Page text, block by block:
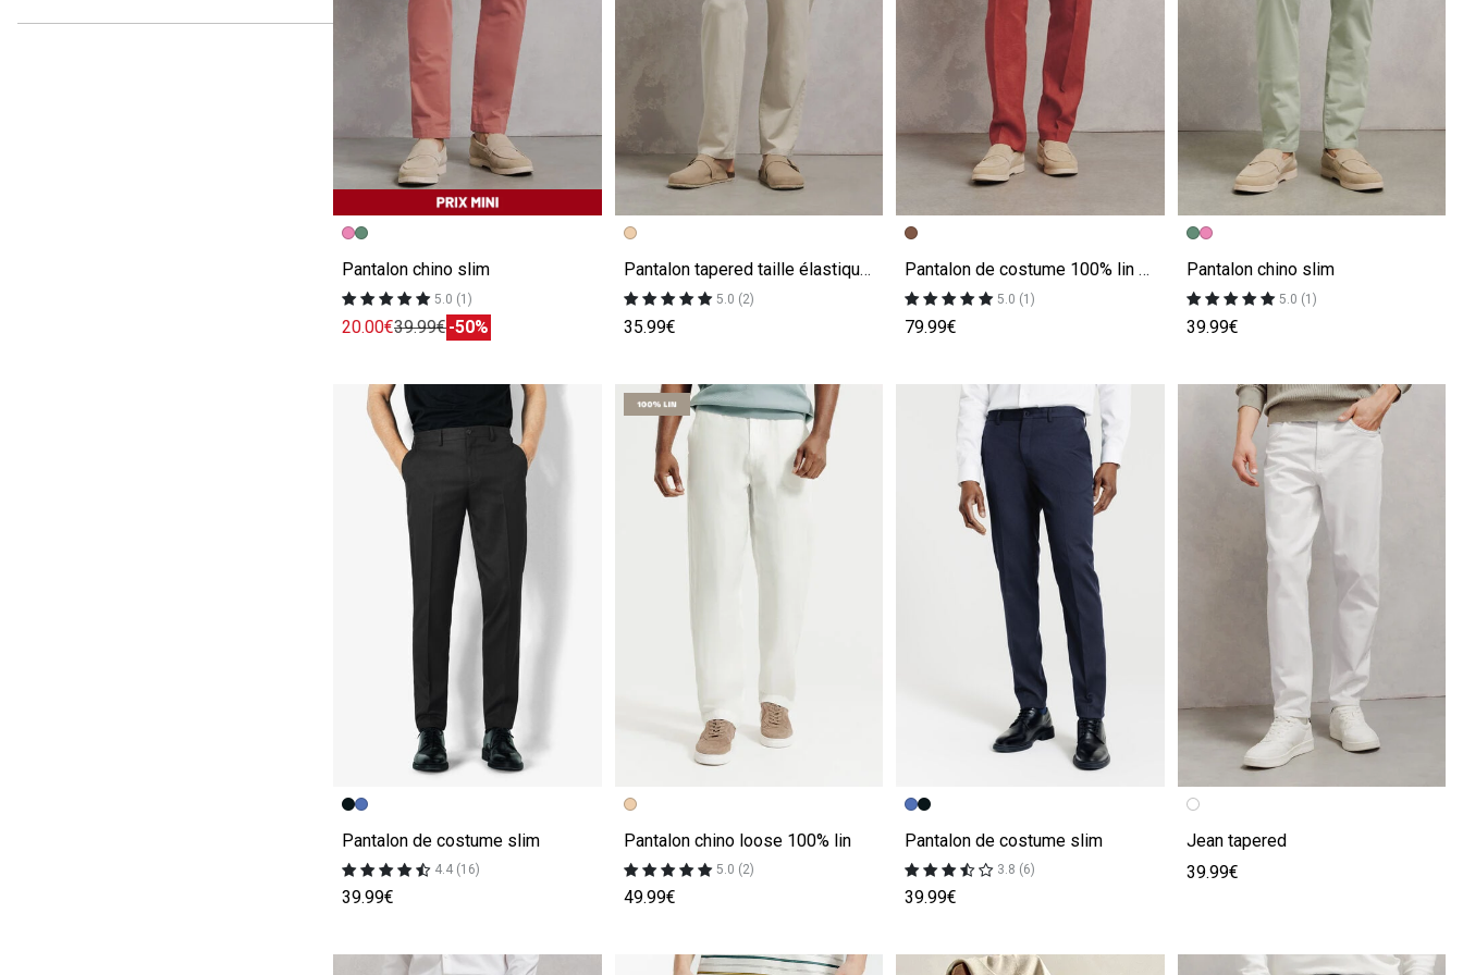
Image précédente
Image suivante
Pantalon chino slim
5.0 (1)
20.00€39.99€-50%
Image précédente
Image suivante
Pantalon tapered taille élastiquée
5.0 (2)
35.99€
Image précédente
Image suivante
Pantalon de costume 100% lin confort
5.0 (1)
79.99€
Image précédente
Image suivante
Pantalon chino slim
5.0 (1)
39.99€
Image précédente
Image suivante
Pantalon de costume slim
4.4 (16)
39.99€
Image précédente
Image suivante
Pantalon chino loose 100% lin
5.0 (2)
49.99€
Image précédente
Image suivante
Pantalon de costume slim
3.8 (6)
39.99€
Image précédente
Image suivante
Jean tapered
39.99€